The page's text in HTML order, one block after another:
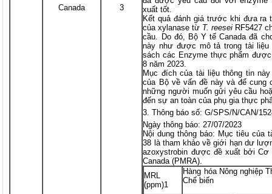
Canada 3
xuất tốt.
Kết quả đánh giá trước khi đưa ra
của xylanase từ T. reesei RF5427
cầu. Do đó, Bộ Y tế Canada đã
này như được mô tả trong tài
sách các Enzyme thực phẩm
8 năm 2023.
Mục đích của tài liệu thông tin
của Bộ về vấn đề này và để cung
những người muốn gửi yêu cầu
đến sự an toàn của phụ gia thực
Thông báo số: G/SPS/N/CAN/
Ngày thông báo: 27/07/2023
Nội dung thông báo: Mục tiêu của
38 là tham khảo về giới hạn dư
azoxystrobin được đề xuất bởi
Canada (PMRA).
MRL
(ppm)1
Hàng hóa Nông nghiệp
Chế biến